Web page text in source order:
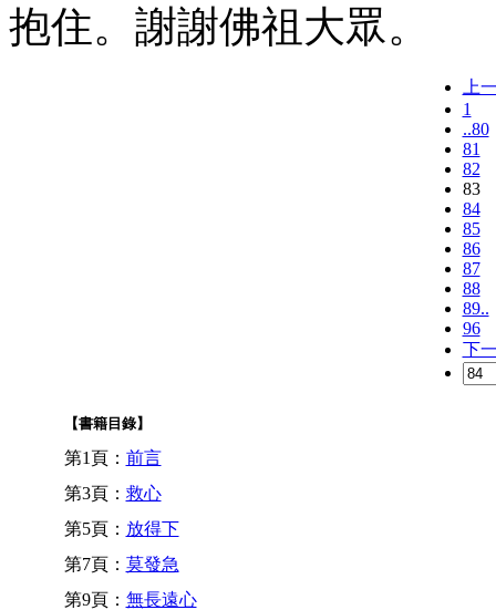
抱住。謝謝佛祖大眾。
上
1
..80
81
82
83
84
85
86
87
88
89..
96
下
【書籍目錄】
第1頁： 前言
第3頁： 救心
第5頁： 放得下
第7頁： 莫發急
第9頁： 無長遠心